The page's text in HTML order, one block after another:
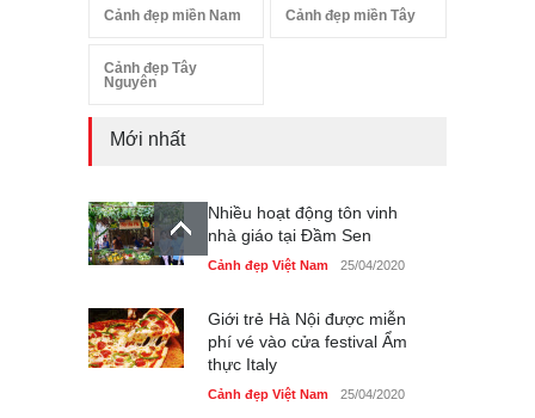
Cảnh đẹp miền Nam Cảnh đẹp miền Tây
Cảnh đẹp Tây
Nguyên
Mới nhất
Nhiều hoạt động tôn vinh
nhà giáo tại Đầm Sen
Cảnh đẹp Việt Nam 25/04/2020
Giới trẻ Hà Nội được miễn
phí vé vào cửa festival Ẩm
thực Italy
Cảnh đẹp Việt Nam 25/04/2020